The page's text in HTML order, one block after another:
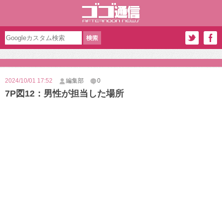
2024/10/01 17:52 編集部 0
7P図12：男性が担当した場所